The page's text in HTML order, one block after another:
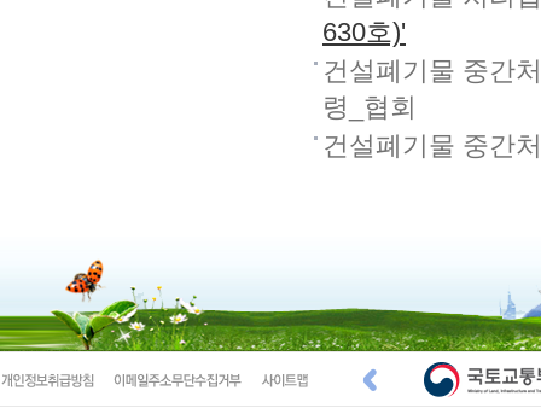
630호)'
건설폐기물 중간
령_협회
건설폐기물 중간